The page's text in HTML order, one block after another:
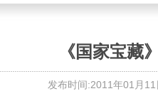
《国家宝藏
发布时间:2011年01月